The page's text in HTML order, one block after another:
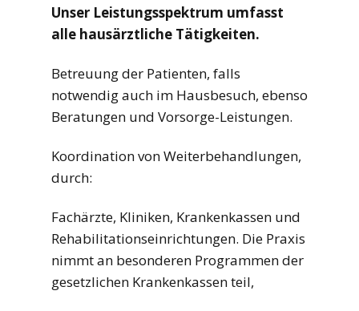
Unser Leistungsspektrum umfasst
alle hausärztliche Tätigkeiten.
Betreuung der Patienten, falls
notwendig auch im Hausbesuch, ebenso
Beratungen und Vorsorge-Leistungen.
Koordination von Weiterbehandlungen,
durch:
Fachärzte, Kliniken, Krankenkassen und
Rehabilitationseinrichtungen. Die Praxis
nimmt an besonderen Programmen der
gesetzlichen Krankenkassen teil,